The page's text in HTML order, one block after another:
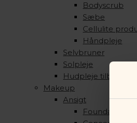
Bodyscrub
Sæbe
Cellulite
Håndpleje
Selvbruner
Solpleje
Hudpleje tilbehør
Makeup
Ansigt
Foundation &